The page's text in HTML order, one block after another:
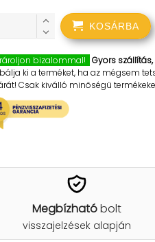
KOSÁRBA
bizalommal! Gyors
ki a terméket, ha az mégsem
Csak kiválló minőségű
Megbízhatóbolt
visszajelzések alapján